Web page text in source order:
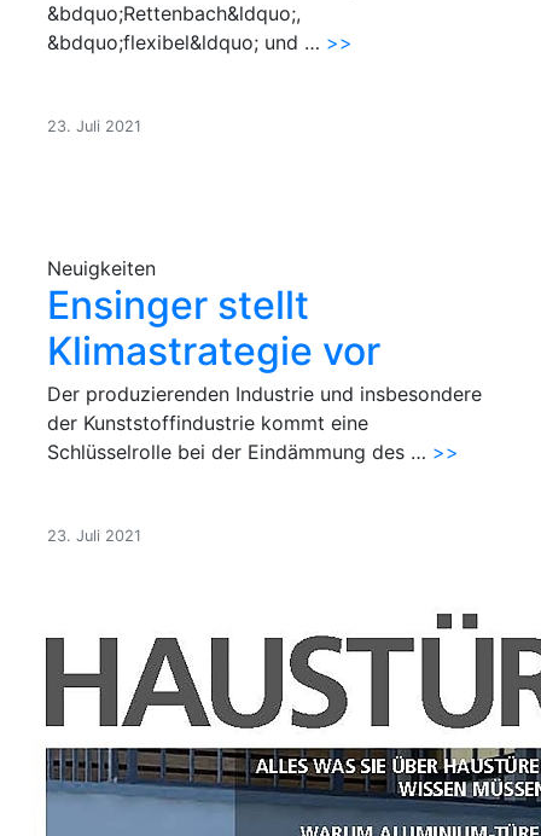
&bdquo;Rettenbach&ldquo;,
&bdquo;flexibel&ldquo; und … >>
23. Juli 2021
Neuigkeiten
Ensinger stellt
Klimastrategie vor
Der produzierenden Industrie und insbesondere
der Kunststoffindustrie kommt eine
Schlüsselrolle bei der Eindämmung des … >>
23. Juli 2021